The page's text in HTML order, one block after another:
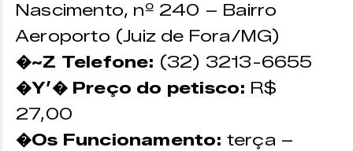
Nascimento, nº 240 – Bairro
Aeroporto (Juiz de Fora/MG)
�~Z Telefone: (32) 3213-6655
�Y’� Preço do petisco: R$
27,00
�Os Funcionamento: terça –